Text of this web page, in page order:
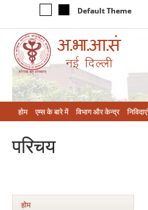
Default Theme
होम एम्‍स के बारे में विभाग और केन्‍द्र निविदाएं
परिचय
होम